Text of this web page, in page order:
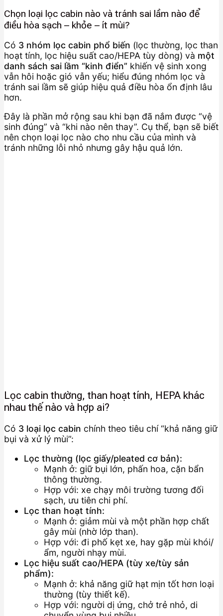
Chọn loại lọc cabin nào và tránh sai lầm nào để
điều hòa sạch – khỏe – ít mùi?
Có 3 nhóm lọc cabin phổ biến (lọc thường, lọc than
hoạt tính, lọc hiệu suất cao/HEPA tùy dòng) và một
danh sách sai lầm “kinh điển” khiến vệ sinh xong
vẫn hôi hoặc gió vẫn yếu; hiểu đúng nhóm lọc và
tránh sai lầm sẽ giúp hiệu quả điều hòa ổn định lâu
hơn.
Đây là phần mở rộng sau khi bạn đã nắm được “vệ
sinh đúng” và “khi nào nên thay”. Cụ thể, bạn sẽ biết
nên chọn loại lọc nào cho nhu cầu của mình và
tránh những lỗi nhỏ nhưng gây hậu quả lớn.
Lọc cabin thường, than hoạt tính, HEPA khác
nhau thế nào và hợp ai?
Có 3 loại lọc cabin chính theo tiêu chí “khả năng giữ
bụi và xử lý mùi”:
Lọc thường (lọc giấy/pleated cơ bản):
Mạnh ở: giữ bụi lớn, phấn hoa, cặn bẩn
thông thường.
Hợp với: xe chạy môi trường tương đối
sạch, ưu tiên chi phí.
Lọc than hoạt tính:
Mạnh ở: giảm mùi và một phần hợp chất
gây mùi (nhờ lớp than).
Hợp với: đi phố kẹt xe, hay gặp mùi khói/
ẩm, người nhạy mùi.
Lọc hiệu suất cao/HEPA (tùy xe/tùy sản
phẩm):
Mạnh ở: khả năng giữ hạt mịn tốt hơn loại
thường (tùy thiết kế).
Hợp với: người dị ứng, chở trẻ nhỏ, di